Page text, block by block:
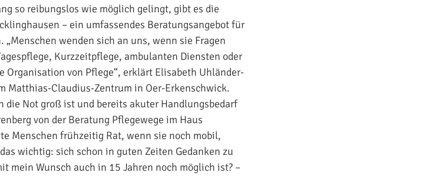
so reibungslos wie möglich gelingt, gibt es die
– ein umfassendes Beratungsangebot für
wenden sich an uns, wenn sie Fragen
Kurzzeitpflege, ambulanten Diensten oder
von Pflege“, erklärt Elisabeth Uhländer-
Matthias-Claudius-Zentrum in Oer-Erkenschwick.
die Not groß ist und bereits akuter Handlungsbedarf
von der Beratung Pflegewege im Haus
Menschen frühzeitig Rat, wenn sie noch mobil,
wichtig: sich schon in guten Zeiten Gedanken zu
mein Wunsch auch in 15 Jahren noch möglich ist? –